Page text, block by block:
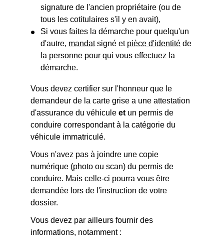
signature de l'ancien propriétaire (ou de
tous les cotitulaires s'il y en avait),
Si vous faites la démarche pour quelqu'un
d'autre, mandatsigné et pièce d'identité de
la personne pour qui vous effectuez la
démarche.
Vous devez certifier sur l'honneur que le
demandeur de la carte grise a une attestation
d'assurance du véhiculeet un permis de
conduire correspondant à la catégorie du
véhicule immatriculé.
Vous n'avez pas à joindre une copie
numérique (photo ou scan) du permis de
conduire. Mais celle-ci pourra vous être
demandée lors de l'instruction de votre
dossier.
Vous devez par ailleurs fournir des
informations, notamment :